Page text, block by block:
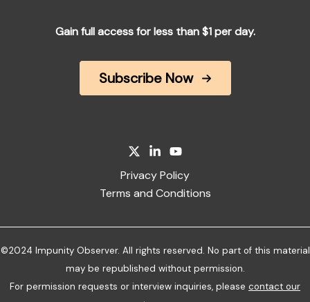
Gain full access for less than $1 per day.
Subscribe Now
Privacy Policy
Terms and Conditions
©2024 Impunity Observer. All rights reserved. No part of this material
may be republished without permission.
For permission requests or interview inquiries, please contact our